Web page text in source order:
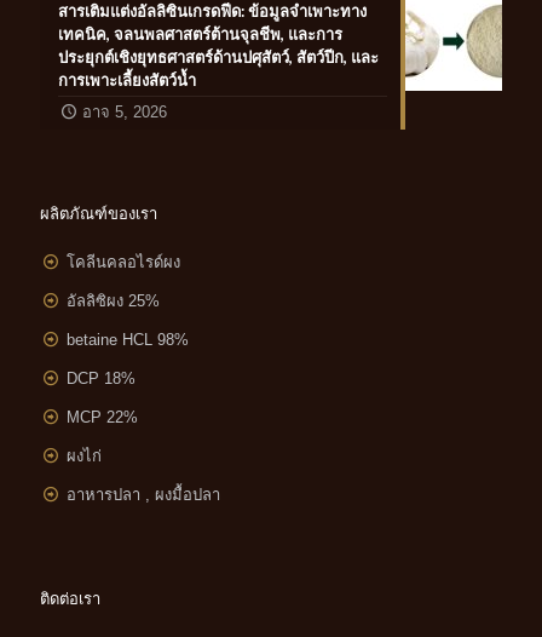
สารเติมแต่งอัลลิซินเกรดฟีด: ข้อมูลจำเพาะทาง
เทคนิค, จลนพลศาสตร์ต้านจุลชีพ, และการ
ประยุกต์เชิงยุทธศาสตร์ด้านปศุสัตว์, สัตว์ปีก, และ
การเพาะเลี้ยงสัตว์น้ำ
อาจ 5, 2026
ผลิตภัณฑ์ของเรา
โคลีนคลอไรด์ผง
อัลลิซิผง 25%
betaine HCL 98%
DCP 18%
MCP 22%
ผงไก่
อาหารปลา , ผงมื้อปลา
ติดต่อเรา